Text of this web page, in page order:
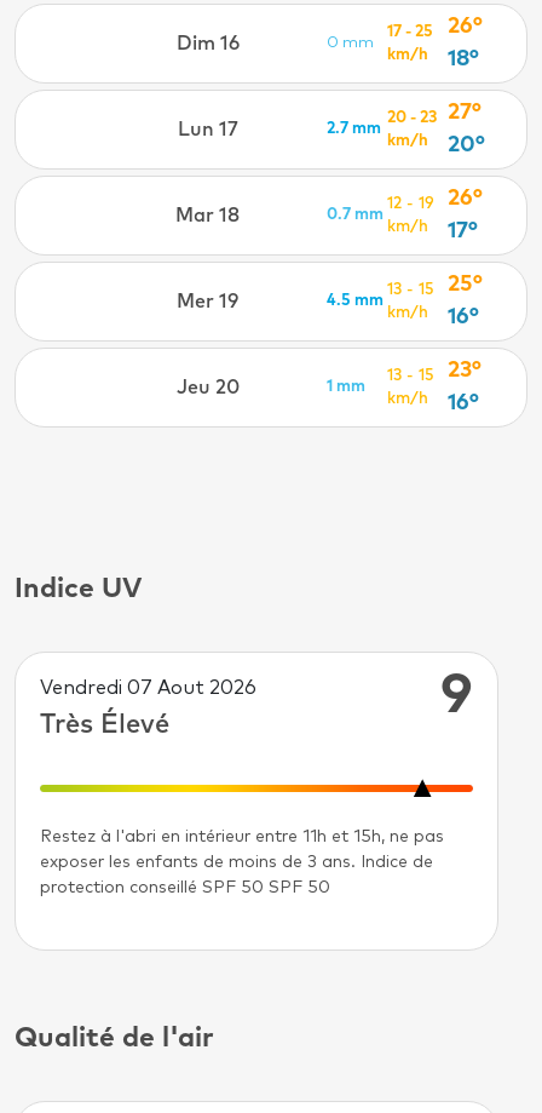
Dim 16 0 mm
17 - 25
km/h
26°
18°
Lun 17 2.7 mm
20 - 23
km/h
27°
20°
Mar 18 0.7 mm
12 - 19
km/h
26°
17°
Mer 19 4.5 mm
13 - 15
km/h
25°
16°
Jeu 20 1 mm
13 - 15
km/h
23°
16°
Indice UV
Vendredi 07 Aout 2026
Très Élevé
9
Restez à l'abri en intérieur entre 11h et 15h, ne pas
exposer les enfants de moins de 3 ans. Indice de
protection conseillé SPF 50 SPF 50
Qualité de l'air